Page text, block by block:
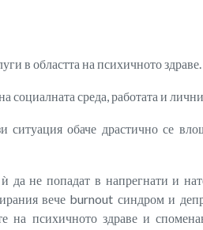
в областта на психичното здраве.
социалната среда, работата и
обаче драстично се
да не попадат в напрегнати и
вече burnout синдром и
на психичното здраве и